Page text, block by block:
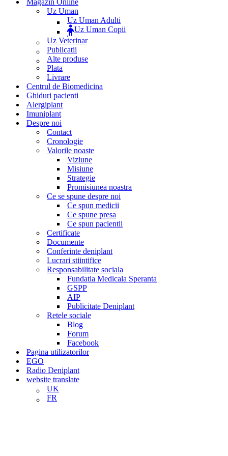
Magazin Online
Uz Uman
Uz Uman Adulti
Uz Uman Copii
Uz Veterinar
Publicatii
Alte produse
Plata
Livrare
Centrul de Biomedicina
Ghiduri pacienti
Alergiplant
Imuniplant
Despre noi
Contact
Cronologie
Valorile noaste
Viziune
Misiune
Strategie
Promisiunea noastra
Ce se spune despre noi
Ce spun medicii
Ce spune presa
Ce spun pacientii
Certificate
Documente
Conferinte deniplant
Lucrari stiintifice
Responsabilitate sociala
Fundatia Medicala Speranta
GSPP
AIP
Publicitate Deniplant
Retele sociale
Blog
Forum
Facebook
Pagina utilizatorilor
EGO
Radio Deniplant
website translate
UK
FR